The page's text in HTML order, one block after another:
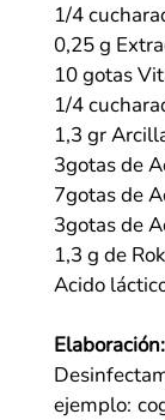
1/4
0,25 g
10 gotas
1/4
1,3 gr
3gotas de
7gotas de
3gotas de
1,3 g de
Acido
Elaboración:
ejemplo: